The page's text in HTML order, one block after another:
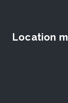
Location